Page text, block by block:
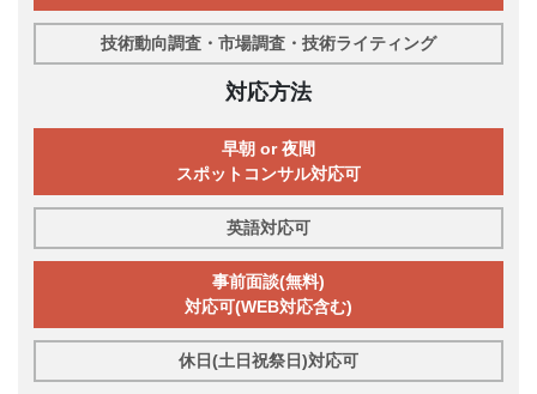
技術動向調査・市場調査・技術ライティング
対応方法
早朝 or 夜間
スポットコンサル対応可
英語対応可
事前面談(無料)
対応可(WEB対応含む)
休日(土日祝祭日)対応可